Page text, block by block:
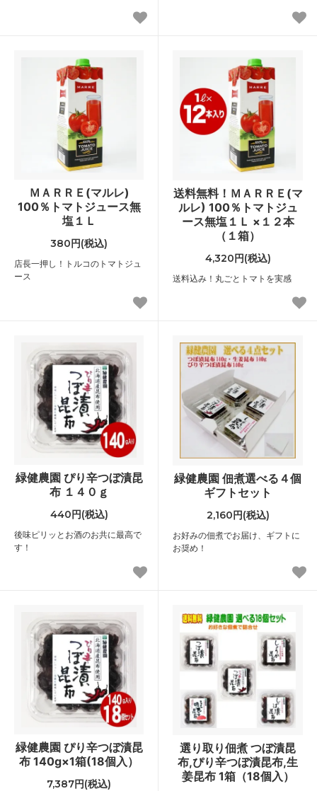
ＭＡＲＲＥ(マルレ)
100％トマトジュース無
塩１Ｌ
380円(税込)
店長一押し！トルコのトマトジュ
ース
送料無料！ＭＡＲＲＥ(マ
ルレ) 100％トマトジュ
ース無塩１Ｌ ×１２本
（１箱）
4,320円(税込)
送料込み！丸ごとトマトを実感
緑健農園 ぴり辛つぼ漬昆
布 １４０ｇ
440円(税込)
後味ピリッとお酒のお共に最高で
す！
緑健農園 佃煮選べる４個
ギフトセット
2,160円(税込)
お好みの佃煮でお届け、ギフトに
お奨め！
緑健農園 ぴり辛つぼ漬昆
布 140g×1箱(18個入）
7,387円(税込)
選り取り佃煮 つぼ漬昆
布,ぴり辛つぼ漬昆布,生
姜昆布 1箱（18個入）